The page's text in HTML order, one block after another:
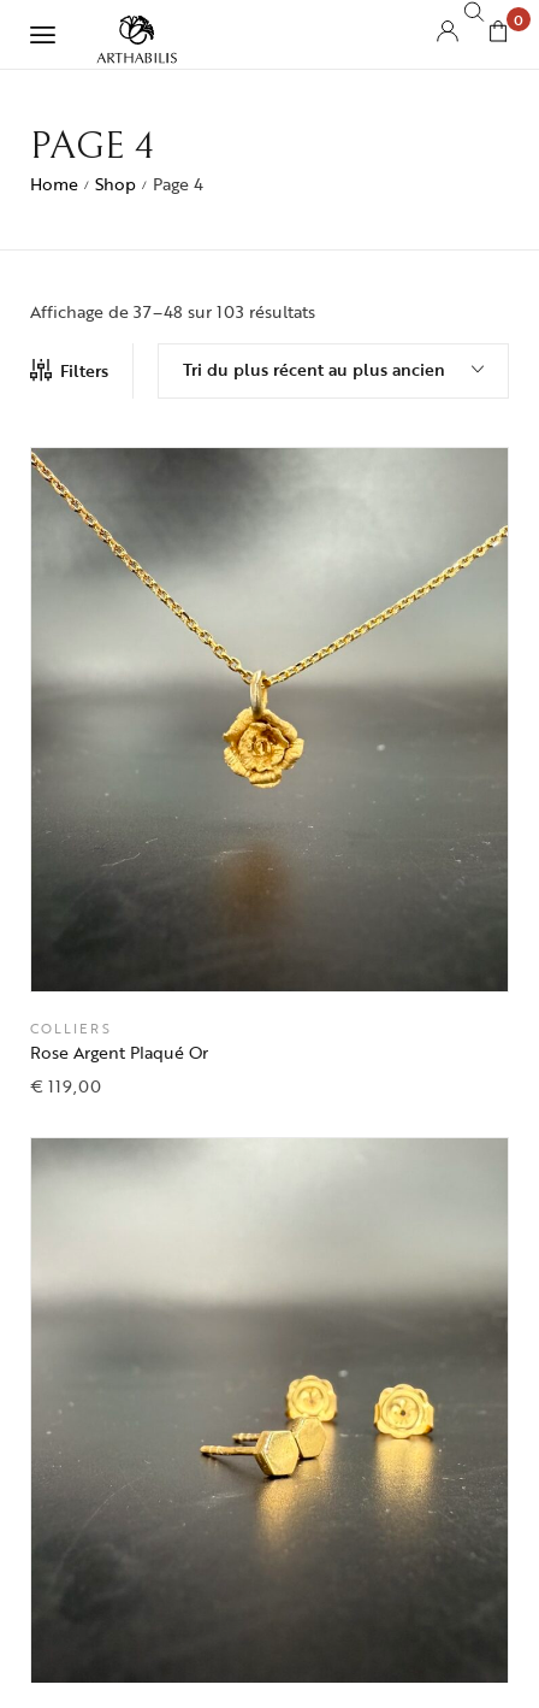
0
PAGE 4
Home / Shop / Page 4
Affichage de 37–48 sur 103 résultats
Filters Tri du plus récent au plus ancien
COLLIERS
Rose Argent Plaqué Or
€119,00